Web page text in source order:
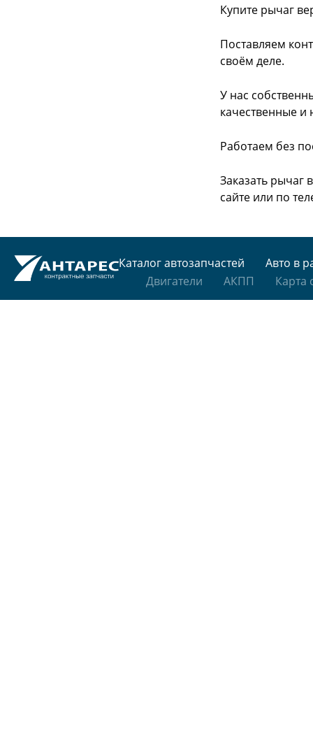
Купите рычаг
Поставляем
своём деле.
У нас
качественные и
Работаем без
Заказать рычаг
сайте или по
Каталог автозапчастей
Авто в
Двигатели
АКПП Карта